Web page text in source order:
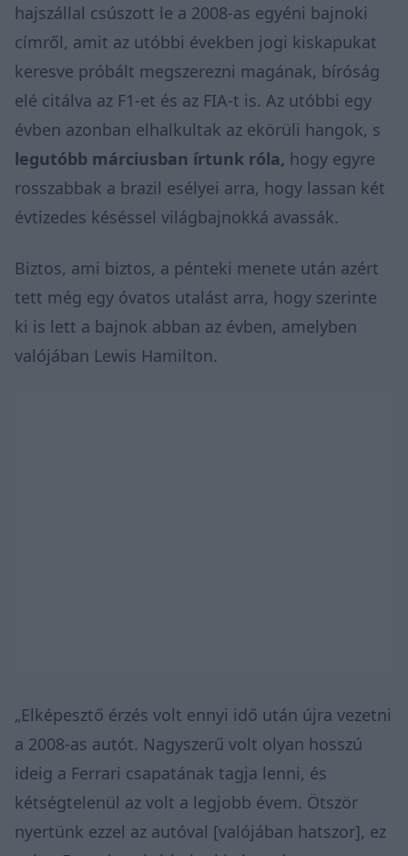
hajszállal csúszott le a 2008-as egyéni bajnoki
címről, amit az utóbbi években jogi kiskapukat
keresve próbált megszerezni magának, bíróság
elé citálva az F1-et és az FIA-t is. Az utóbbi egy
évben azonban elhalkultak az ekörüli hangok, s
legutóbb márciusban írtunk róla, hogy egyre
rosszabbak a brazil esélyei arra, hogy lassan két
évtizedes késéssel világbajnokká avassák.
Biztos, ami biztos, a pénteki menete után azért
tett még egy óvatos utalást arra, hogy szerinte
ki is lett a bajnok abban az évben, amelyben
valójában Lewis Hamilton.
„Elképesztő érzés volt ennyi idő után újra vezetni
a 2008-as autót. Nagyszerű volt olyan hosszú
ideig a Ferrari csapatának tagja lenni, és
kétségtelenül az volt a legjobb évem. Ötször
nyertünk ezzel az autóval [valójában hatszor], ez